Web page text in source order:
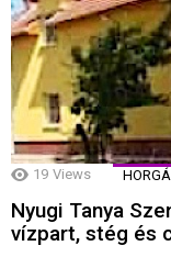
19 Views
Nyugi Tanya
vízpart, stég és